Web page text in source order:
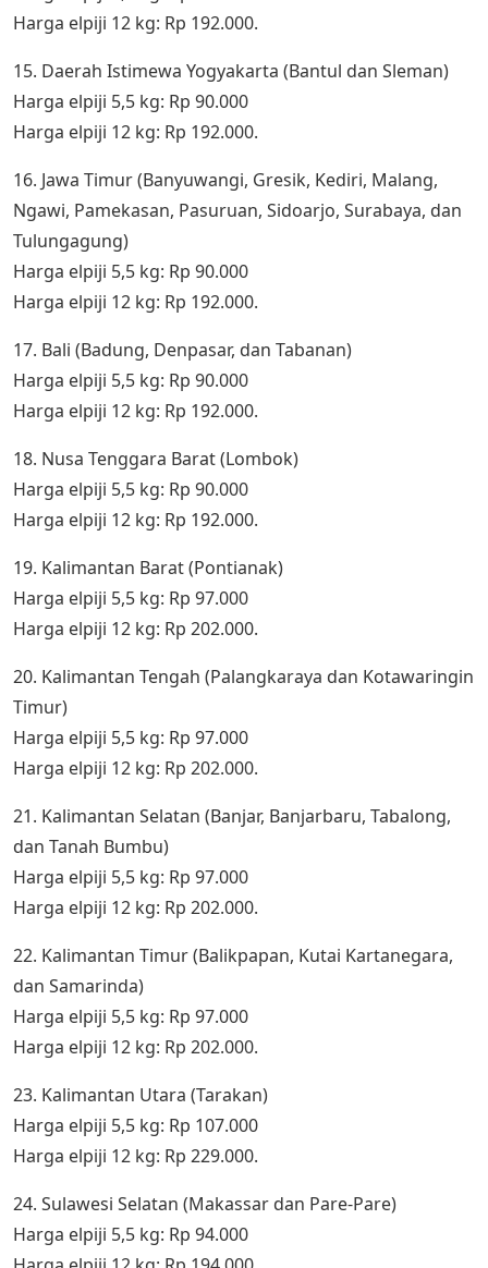
Harga elpiji 12 kg: Rp 192.000.
15. Daerah Istimewa Yogyakarta (Bantul dan Sleman)
Harga elpiji 5,5 kg: Rp 90.000
Harga elpiji 12 kg: Rp 192.000.
16. Jawa Timur (Banyuwangi, Gresik, Kediri, Malang,
Ngawi, Pamekasan, Pasuruan, Sidoarjo, Surabaya, dan
Tulungagung)
Harga elpiji 5,5 kg: Rp 90.000
Harga elpiji 12 kg: Rp 192.000.
17. Bali (Badung, Denpasar, dan Tabanan)
Harga elpiji 5,5 kg: Rp 90.000
Harga elpiji 12 kg: Rp 192.000.
18. Nusa Tenggara Barat (Lombok)
Harga elpiji 5,5 kg: Rp 90.000
Harga elpiji 12 kg: Rp 192.000.
19. Kalimantan Barat (Pontianak)
Harga elpiji 5,5 kg: Rp 97.000
Harga elpiji 12 kg: Rp 202.000.
20. Kalimantan Tengah (Palangkaraya dan Kotawaringin
Timur)
Harga elpiji 5,5 kg: Rp 97.000
Harga elpiji 12 kg: Rp 202.000.
21. Kalimantan Selatan (Banjar, Banjarbaru, Tabalong,
dan Tanah Bumbu)
Harga elpiji 5,5 kg: Rp 97.000
Harga elpiji 12 kg: Rp 202.000.
22. Kalimantan Timur (Balikpapan, Kutai Kartanegara,
dan Samarinda)
Harga elpiji 5,5 kg: Rp 97.000
Harga elpiji 12 kg: Rp 202.000.
23. Kalimantan Utara (Tarakan)
Harga elpiji 5,5 kg: Rp 107.000
Harga elpiji 12 kg: Rp 229.000.
24. Sulawesi Selatan (Makassar dan Pare-Pare)
Harga elpiji 5,5 kg: Rp 94.000